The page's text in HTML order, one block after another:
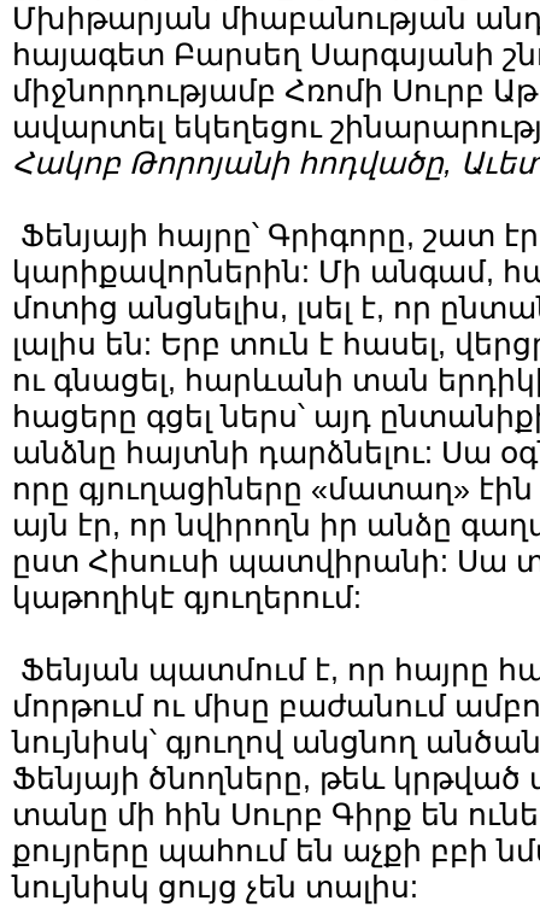
Մխիթարյան միաբանության
հայագետ Բարսեղ Սարգսյանի
միջնորդությամբ Հռոմի Սուրբ
ավարտել եկեղեցու
Հակոբ Թորոյանի հոդվածը,
Ֆենյայի հայրը՝ Գրիգորը, շատ
կարիքավորներին: Մի անգամ,
մոտից անցնելիս, լսել է, որ
լալիս են: Երբ տուն է հասել,
ու գնացել, հարևանի տան
հացերը գցել ներս՝ այդ
անձնը հայտնի դարձնելու: Սա
որը գյուղացիները «մատաղ»
այն էր, որ նվիրողն իր անձը
ըստ Հիսուսի պատվիրանի: Սա
կաթողիկէ գյուղերում:
Ֆենյան պատմում է, որ հայրը
մորթում ու միսը բաժանում
նույնիսկ՝ գյուղով անցնող
Ֆենյայի ծնողները, թեև կրթված
տանը մի հին Սուրբ Գիրք են
քույրերը պահում են աչքի բբի
նույնիսկ ցույց չեն տալիս: